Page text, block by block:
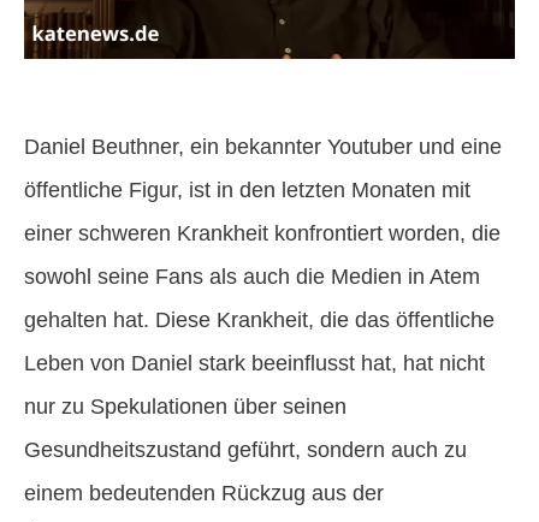
Daniel Beuthner, ein bekannter Youtuber und eine
öffentliche Figur, ist in den letzten Monaten mit
einer schweren Krankheit konfrontiert worden, die
sowohl seine Fans als auch die Medien in Atem
gehalten hat. Diese Krankheit, die das öffentliche
Leben von Daniel stark beeinflusst hat, hat nicht
nur zu Spekulationen über seinen
Gesundheitszustand geführt, sondern auch zu
einem bedeutenden Rückzug aus der